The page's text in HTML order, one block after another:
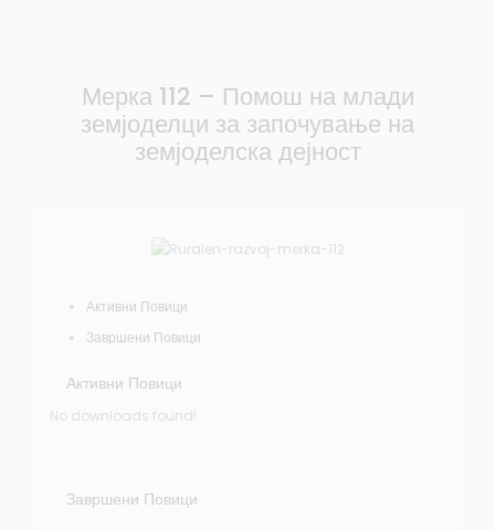
Мерка 112 – Помош на млади
земјоделци за започување на
земјоделска дејност
Активни Повици
Завршени Повици
Активни Повици
No downloads found!
Завршени Повици